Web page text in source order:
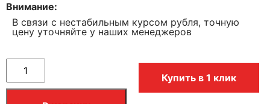
Внимание
В связи с нестабильным курсом рубля, точную
цену уточняйте у наших менеджеров
Купить в 1 клик